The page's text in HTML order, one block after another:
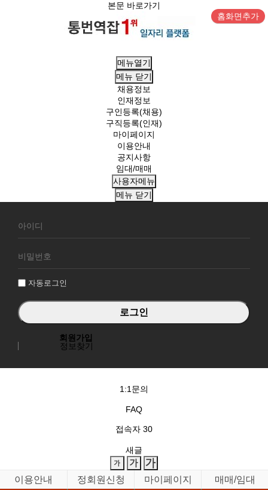
본문 바로가기
홈화면추가
메뉴열기
메뉴 닫기
채용정보
인재정보
구인등록(채용)
구직등록(인재)
마이페이지
이용안내
공지사항
임대/매매
사용자메뉴
메뉴 닫기
원
그
자동로그인
회원가입
정보찾기
1:1문의
FAQ
접속자 30
새글
이용안내 정회원신청 마이페이지
매매/임대